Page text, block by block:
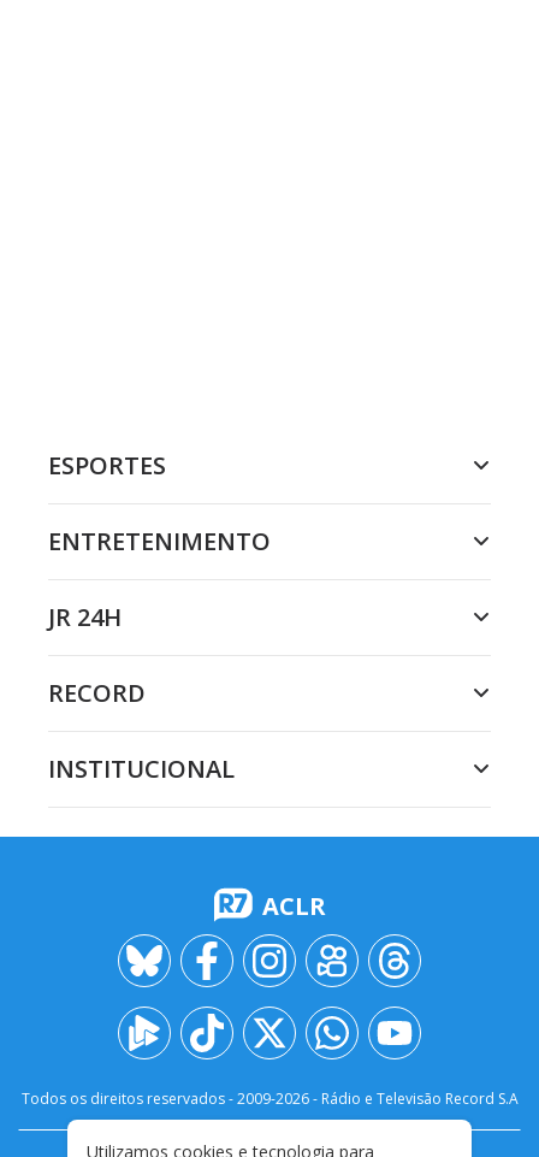
ESPORTES
ENTRETENIMENTO
JR 24H
RECORD
INSTITUCIONAL
ACLR
Todos os direitos reservados - 2009-2026- Rádio e Televisão Record S.A
Utilizamos cookies e tecnologia para